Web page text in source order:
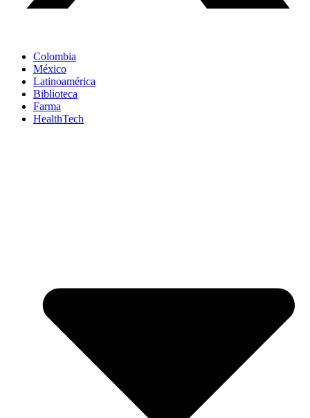
Colombia
México
Latinoamérica
Biblioteca
Farma
HealthTech